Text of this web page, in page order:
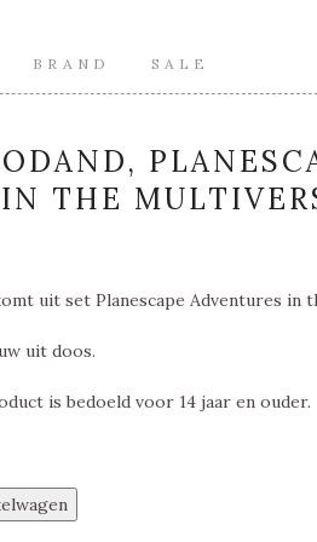
BRAND SALE
THE
uit set Planescape Adventures in
uit doos.
is bedoeld voor 14 jaar en ouder.